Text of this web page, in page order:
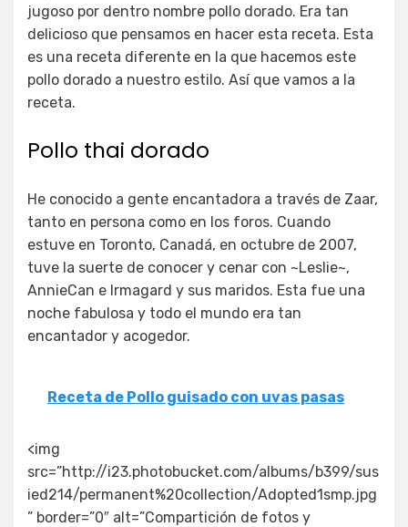
jugoso por dentro nombre pollo dorado. Era tan
delicioso que pensamos en hacer esta receta. Esta
es una receta diferente en la que hacemos este
pollo dorado a nuestro estilo. Así que vamos a la
receta.
Pollo thai dorado
He conocido a gente encantadora a través de Zaar,
tanto en persona como en los foros. Cuando
estuve en Toronto, Canadá, en octubre de 2007,
tuve la suerte de conocer y cenar con ~Leslie~,
AnnieCan e Irmagard y sus maridos. Esta fue una
noche fabulosa y todo el mundo era tan
encantador y acogedor.
Receta de Pollo guisado con uvas pasas
<img
src=”http://i23.photobucket.com/albums/b399/sus
ied214/permanent%20collection/Adopted1smp.jpg
” border=”0″ alt=”Compartición de fotos y